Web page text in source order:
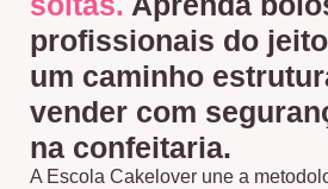
profissionais do
um caminho
vender com
na confeitaria.
A Escola Cakelover une a